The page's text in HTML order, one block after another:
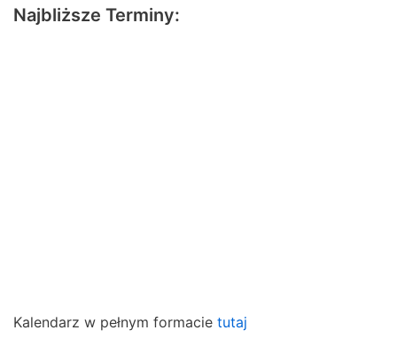
Najbliższe Terminy:
Kalendarz w pełnym formacie tutaj